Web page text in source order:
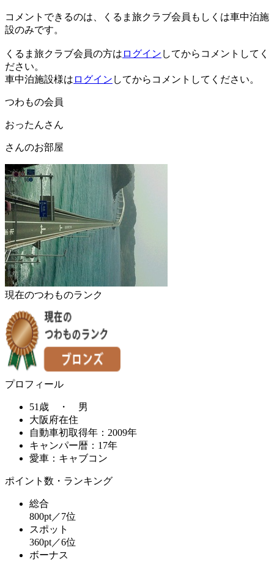
コメントできるのは、くるま旅クラブ会員もしくは車中泊施
設のみです。
くるま旅クラブ会員の方は ログイン してからコメントしてく
ださい。
車中泊施設様は ログイン してからコメントしてください。
つわもの会員
おったんさん
さんのお部屋
現在のつわものランク
プロフィール
51歳 ・ 男
大阪府在住
自動車初取得年：2009年
キャンパー暦：17年
愛車：キャブコン
ポイント数・ランキング
総合
800pt／7位
スポット
360pt／6位
ボーナス